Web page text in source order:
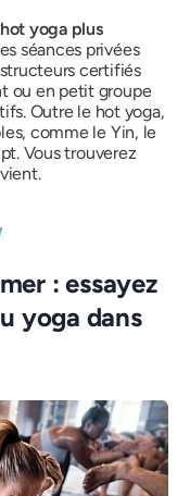
hot yoga plus
séances privées
certifiés
ou en petit groupe
Outre le hot yoga,
comme le Yin, le
Vous trouverez
: essayez
yoga dans